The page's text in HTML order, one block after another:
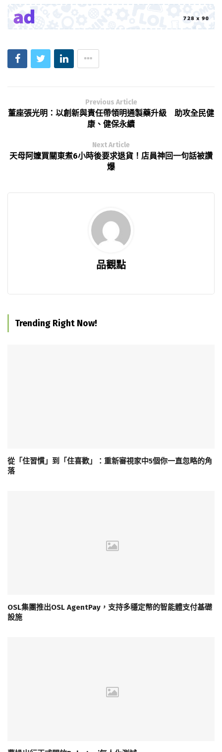
Previous Article
董座張光明：以創新與責任帶領明通製藥升級 助攻全民健
康、健保永續
Next Article
天母阿嬤買關東煮6小時後要求退貨！店員神回一句話被讚
爆
品觀點
Trending Right Now!
從「住習慣」到「住喜歡」：重新審視家中5個你一直忽略的角
落
OSL集團推出OSL AgentPay，支持多穩定幣的智能體支付基礎
設施